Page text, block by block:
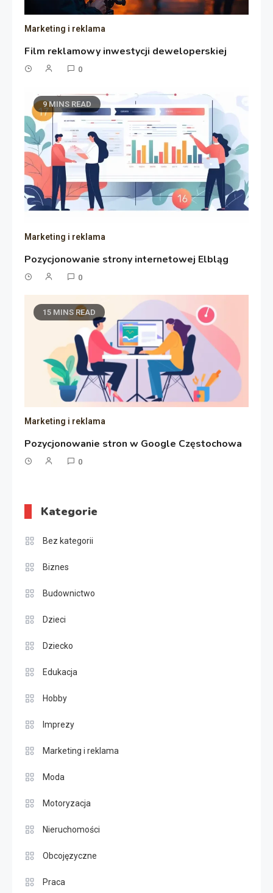
Marketing i reklama
Film reklamowy inwestycji deweloperskiej
0
9 MINS READ
Marketing i reklama
Pozycjonowanie strony internetowej Elbląg
0
15 MINS READ
Marketing i reklama
Pozycjonowanie stron w Google Częstochowa
0
Kategorie
Bez kategorii
Biznes
Budownictwo
Dzieci
Dziecko
Edukacja
Hobby
Imprezy
Marketing i reklama
Moda
Motoryzacja
Nieruchomości
Obcojęzyczne
Praca